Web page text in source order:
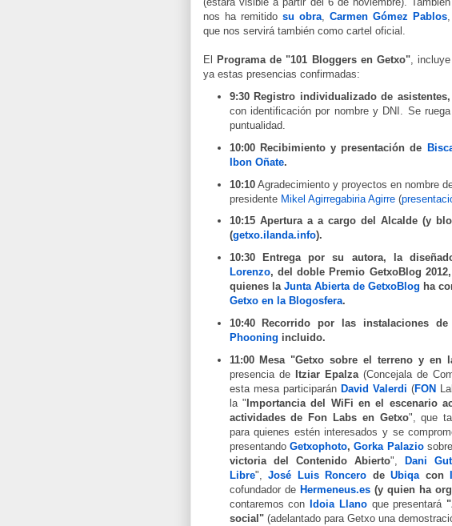
nos ha remitido su obra, Carmen Gómez Pablos,
que nos servirá también como cartel oficial.
El Programa de "101 Bloggers en Getxo", incluye
ya estas presencias confirmadas:
9:30 Registro individualizado de asistentes,
con identificación por nombre y DNI. Se ruega
puntualidad.
10:00 Recibimiento y presentación de
Ibon Oñate.
10:10Agradecimiento y proyectos en nombre
presidente Mikel Agirregabiria Agirre(
10:15 Apertura a a cargo del Alcalde (y
(getxo.ilanda.info).
10:30
Entrega por su autora, la
Lorenzo, deldoble Premio GetxoBlog 2012
quienes la Junta Abierta de GetxoBlog ha
Getxo en la Blogosfera.
10:40
Recorrido por las instalaciones de
Phooning incluido.
11:00 Mesa "Getxo sobre el terreno y en
presencia de Itziar Epalza(Concejala de
esta mesa participarán David Valerdi (FON
la "Importancia del WiFi en el escenario
actividades de Fon Labs en Getxo", que
para quienes estén interesados y se
presentando Getxophoto, Gorka Palazio
victoria del Contenido Abierto", Dani
Libre", José Luis Roncero deUbiqa con
cofundador de Hermeneus.es(y quien ha
contaremos conIdoia Llano que presentará
social"(adelantado para Getxo una